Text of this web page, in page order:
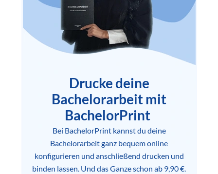
Drucke deine
Bachelorarbeit mit
BachelorPrint
Bei BachelorPrint kannst du deine
Bachelorarbeit ganz bequem online
konfigurieren und anschließend drucken und
binden lassen. Und das Ganze schon ab 9,90 €.